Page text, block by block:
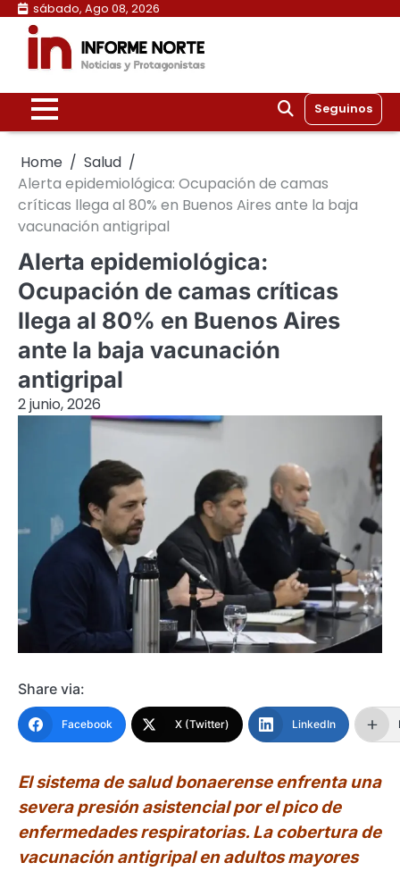
Skip
content
sábado, Ago 08, 2026
Seguinos
Home
Salud
Alerta epidemiológica: Ocupación de camas
críticas llega al 80% en Buenos Aires ante la baja
vacunación antigripal
Alerta epidemiológica:
Ocupación de camas críticas
llega al 80% en Buenos Aires
ante la baja vacunación
antigripal
2 junio, 2026
Share via:
Facebook X (Twitter) LinkedIn
El sistema de salud bonaerense enfrenta una
severa presión asistencial por el pico de
enfermedades respiratorias. La cobertura de
vacunación antigripal en adultos mayores